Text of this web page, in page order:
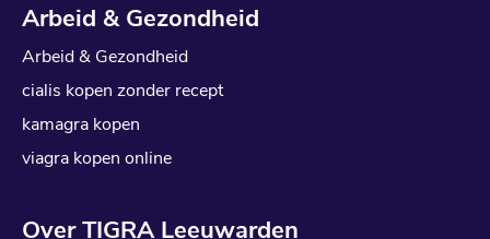
Arbeid & Gezondheid
Arbeid & Gezondheid
cialis kopen zonder recept
kamagra kopen
viagra kopen online
Over TIGRA Leeuwarden